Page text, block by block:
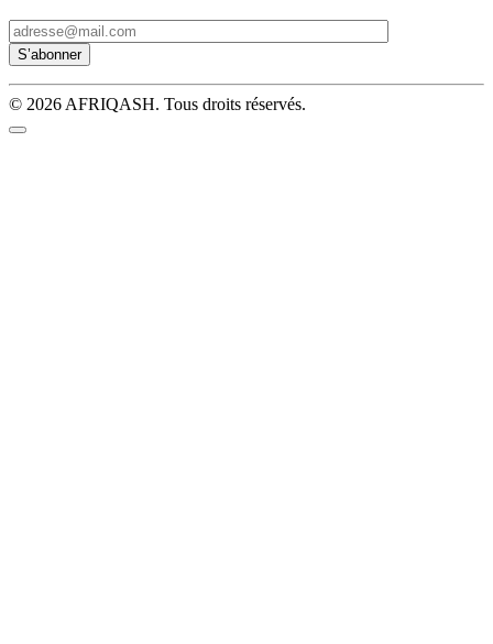
© 2026 AFRIQASH. Tous droits réservés.